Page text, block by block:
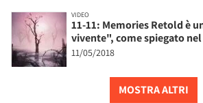
VIDEO
11-11: Memories Retold è
vivente", come spiegato
11/05/2018
MOSTRA ALTRI